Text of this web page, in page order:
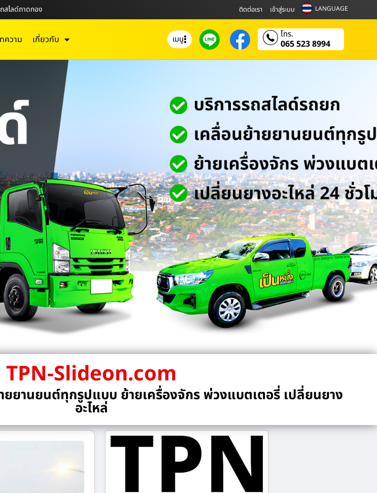
สไลด์ถาดกอง ติดต่อเรา เข้าสู่ระบบ LANGUAGE
ความ เกี่ยวกับ เมนู โทร.
065 523 8994
TPN-Slideon.com
ยยานยนต์ทุกรูปแบบ ย้ายเครื่องจักร พ่วงแบตเตอรี่ เปลี่ยนยาง
อะไหล่